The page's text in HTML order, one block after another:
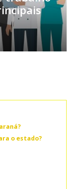
o estado?